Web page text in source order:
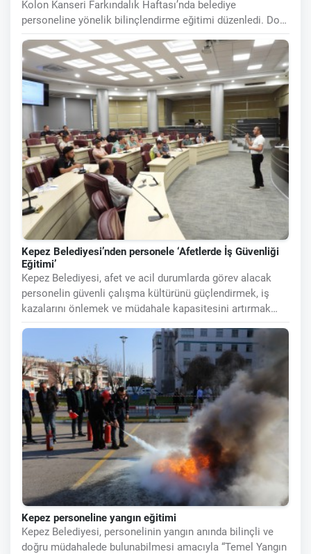
Kolon Kanseri Farkındalık Haftası’nda belediye
personeline yönelik bilinçlendirme eğitimi düzenledi. Doç.
Dr. Bilge Baş’ın
Kepez Belediyesi’nden personele ‘Afetlerde İş Güvenliği
Eğitimi’
Kepez Belediyesi, afet ve acil durumlarda görev alacak
personelin güvenli çalışma kültürünü güçlendirmek, iş
kazalarını önlemek ve müdahale kapasitesini artırmak
amacıyla "Afet
Kepez personeline yangın eğitimi
Kepez Belediyesi, personelinin yangın anında bilinçli ve
doğru müdahalede bulunabilmesi amacıyla “Temel Yangın